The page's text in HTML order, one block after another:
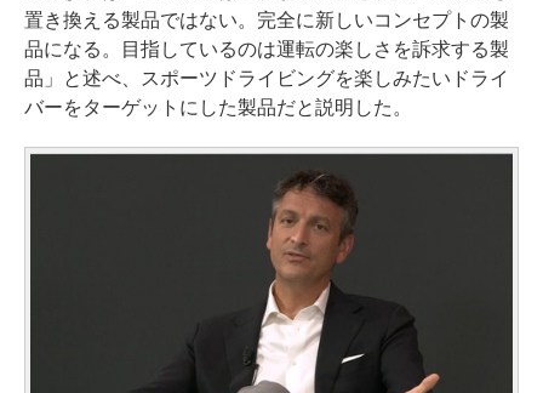
置き換える製品ではない。完全に新しいコンセプトの製
品になる。目指しているのは運転の楽しさを訴求する製
品」と述べ、スポーツドライビングを楽しみたいドライ
バーをターゲットにした製品だと説明した。